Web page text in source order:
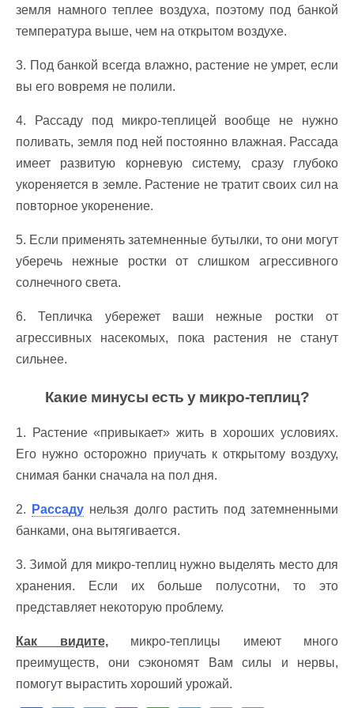
земля намного теплее воздуха, поэтому под банкой
температура выше, чем на открытом воздухе.
3. Под банкой всегда влажно, растение не умрет, если
вы его вовремя не полили.
4. Рассаду под микро-теплицей вообще не нужно
поливать, земля под ней постоянно влажная. Рассада
имеет развитую корневую систему, сразу глубоко
укореняется в земле. Растение не тратит своих сил на
повторное укоренение.
5. Если применять затемненные бутылки, то они могут
уберечь нежные ростки от слишком агрессивного
солнечного света.
6. Тепличка убережет ваши нежные ростки от
агрессивных насекомых, пока растения не станут
сильнее.
Какие минусы есть у микро-теплиц?
1. Растение «привыкает» жить в хороших условиях.
Его нужно осторожно приучать к открытому воздуху,
снимая банки сначала на пол дня.
2. Рассаду нельзя долго растить под затемненными
банками, она вытягивается.
3. Зимой для микро-теплиц нужно выделять место для
хранения. Если их больше полусотни, то это
представляет некоторую проблему.
Как видите,микро-теплицы имеют много
преимуществ, они сэкономят Вам силы и нервы,
помогут вырастить хороший урожай.